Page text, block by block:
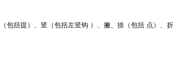
包括提）、竖（包括左竖钩 ）、撇、捺（包括 点）、